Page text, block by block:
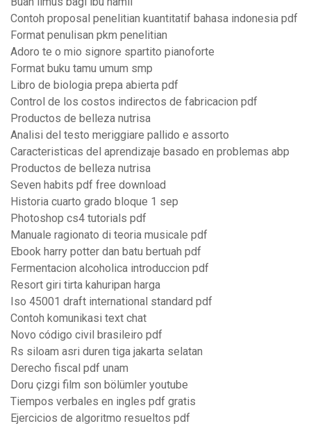
Contoh proposal penelitian kuantitatif bahasa indonesia pdf
Format penulisan pkm penelitian
Adoro te o mio signore spartito pianoforte
Format buku tamu umum smp
Libro de biologia prepa abierta pdf
Control de los costos indirectos de fabricacion pdf
Productos de belleza nutrisa
Analisi del testo meriggiare pallido e assorto
Caracteristicas del aprendizaje basado en problemas abp
Productos de belleza nutrisa
Seven habits pdf free download
Historia cuarto grado bloque 1 sep
Photoshop cs4 tutorials pdf
Manuale ragionato di teoria musicale pdf
Ebook harry potter dan batu bertuah pdf
Fermentacion alcoholica introduccion pdf
Resort giri tirta kahuripan harga
Iso 45001 draft international standard pdf
Contoh komunikasi text chat
Novo código civil brasileiro pdf
Rs siloam asri duren tiga jakarta selatan
Derecho fiscal pdf unam
Doru çizgi film son bölümler youtube
Tiempos verbales en ingles pdf gratis
Ejercicios de algoritmo resueltos pdf